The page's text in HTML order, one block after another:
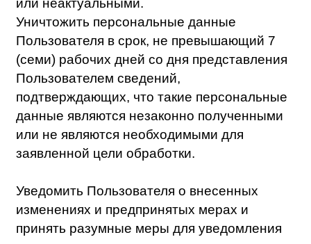
достижения цели обработки, уничтожить
или обеспечить уничтожение
персональных данных в срок, не
превышающий 30 (тридцати) дней с даты
достижения цели обработки
персональных данных.
Блокировать или обеспечить блокирование
персональных данных Пользователя, в
случае отсутствия возможности их
уничтожения, и обеспечивает уничтожение
6 (шесть) месяцев, если иной срок не
установлен федеральными законами.
Уведомлять Роскомнадзор в случае
установления факта неправомерной или